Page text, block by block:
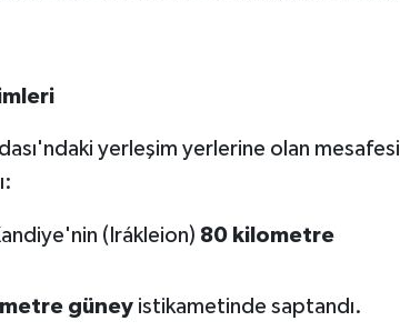
yerleşim yerlerine olan mesafesi
(Irákleion) 80 kilometre
güneyistikametinde saptandı.